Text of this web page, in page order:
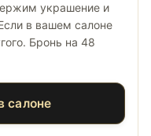
украшение и
в вашем салоне
Бронь на 48
салоне